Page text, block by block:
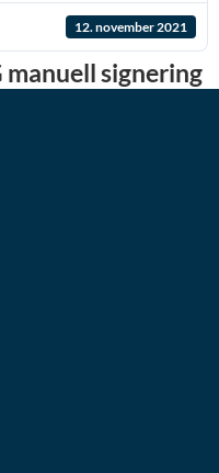
12. november 2021
signering